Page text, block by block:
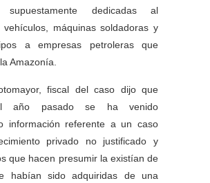
supuestamente dedicadas al
vehículos, máquinas soldadoras y
a empresas petroleras que
Amazonía.
fiscal del caso dijo que
año pasado se ha venido
información referente a un caso
privado no justificado y
que hacen presumir la existían de
habían sido adquiridas de una